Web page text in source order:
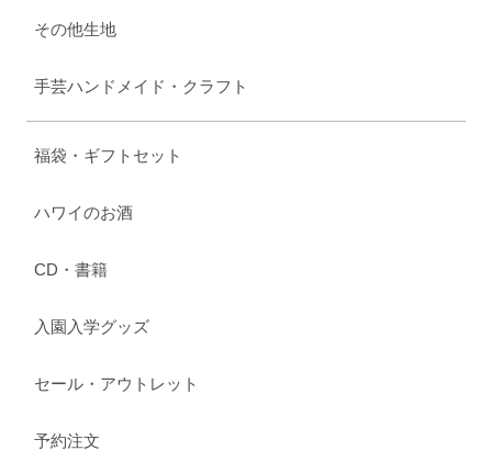
その他生地
手芸ハンドメイド・クラフト
福袋・ギフトセット
ハワイのお酒
CD・書籍
入園入学グッズ
セール・アウトレット
予約注文